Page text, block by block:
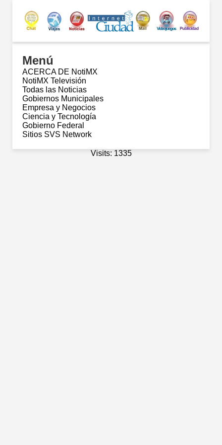
Menú
ACERCA DE NotiMX
NotiMX Televisión
Todas las Noticias
Gobiernos Municipales
Empresa y Negocios
Ciencia y Tecnología
Gobierno Federal
Sitios SVS Network
Visits: 1335